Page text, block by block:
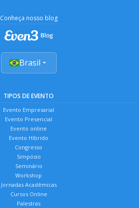
Conheça nosso blog
Brasil
TIPOS DE EVENTO
Evento Empresarial
Evento Presencial
Evento online
Evento Híbrido
Congresso
Simpósio
Seminário
Workshop
Jornadas Acadêmicas
Cursos Online
Palestras